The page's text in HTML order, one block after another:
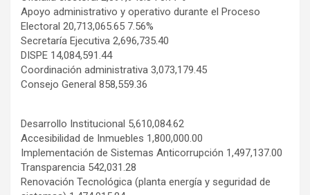
Apoyo administrativo y operativo durante el Proceso
Electoral 20,713,065.65 7.56%
Secretaría Ejecutiva 2,696,735.40
DISPE 14,084,591.44
Coordinación administrativa 3,073,179.45
Consejo General 858,559.36
Desarrollo Institucional 5,610,084.62
Accesibilidad de Inmuebles 1,800,000.00
Implementación de Sistemas Anticorrupción 1,497,137.00
Transparencia 542,031.28
Renovación Tecnológica (planta energía y seguridad de